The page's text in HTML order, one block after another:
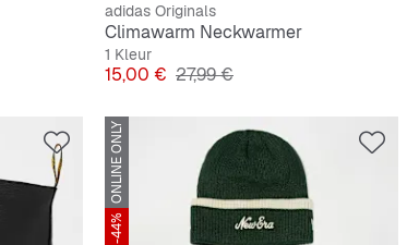
adidas Originals
Climawarm Neckwarmer
1 Kleur
Prijs
15,00 € Originele Prijs
27,99 €
ONLINE ONLY
-44%